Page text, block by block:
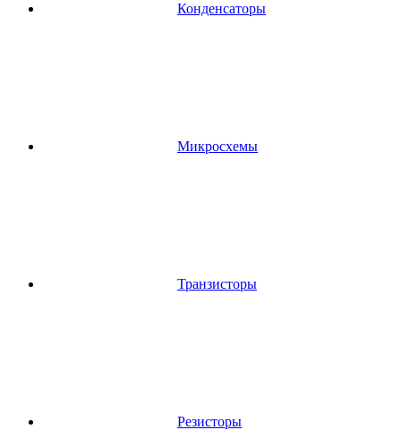
Конденсаторы
Микросхемы
Транзисторы
Резисторы